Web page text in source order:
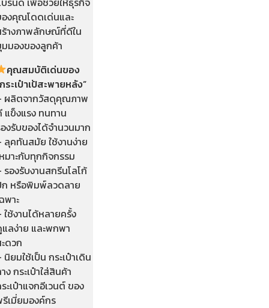
งคุณโดดเด่นและ
างภาพลักษณ์ที่ดีใน
มองของลูกค้า
คุณสมบัติเด่นของ
ระเป๋าเป้สะพายหลัง”
ผลิตจากวัสดุคุณภาพ
แข็งแรง ทนทาน
งรับของได้จำนวนมาก
ลุคทันสมัย ใช้งานง่าย
มาะกับทุกกิจกรรม
รองรับงานสกรีนโลโก้
หรือพิมพ์ลวดลาย
พาะ
ใช้งานได้หลายครั้ง
ลง่าย และพกพา
ดวก
นิยมใช้เป็น กระเป๋าเดิน
ง กระเป๋าใส่สินค้า
ะเป๋าแจกอีเวนต์ ของ
เมี่ยมองค์กร